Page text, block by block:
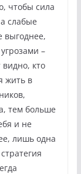
чтобы сила
слабые
выгоднее,
–
кто
жить в
тем больше
и не
лишь одна